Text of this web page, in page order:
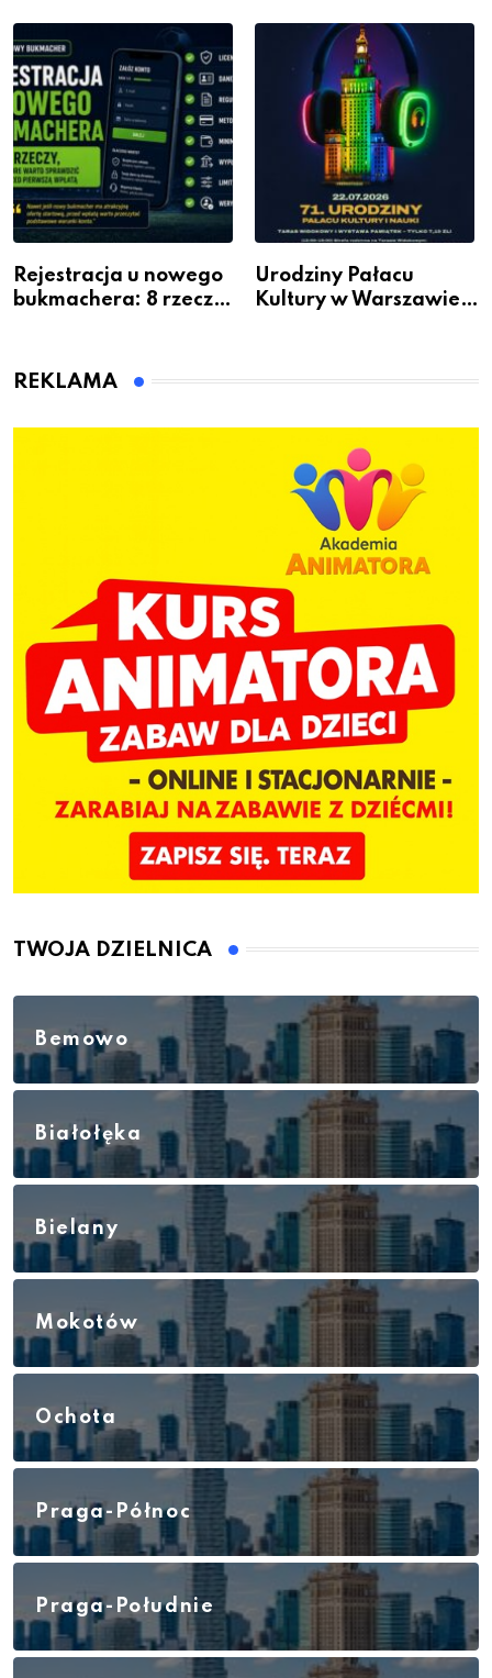
dla siebie
działo 2 sierpnia
Rejestracja u nowego
bukmachera: 8 rzeczy,
Urodziny Pałacu
Kultury w Warszawie –
REKLAMA
TWOJA DZIELNICA
Bemowo
Białołęka
Bielany
Mokotów
Ochota
Praga-Północ
Praga-Południe